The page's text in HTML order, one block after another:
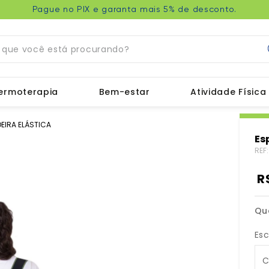
Pague no PIX e garanta mais 5% de desconto.
você está procurando?
Bem-estar Atividade Física
ELÁSTICA
REF